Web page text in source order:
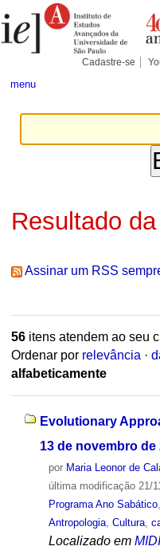
para
conteúdo.
Pessoais
Cadastre-se
menu
Resultado
Assinar um RSS
56itens atendem ao seu
Ordenar por relevância ·
alfabeticamente
Evolutionary
13 de novembro de
por Maria Leonor de
última modificação21/
Programa Ano Sabático,
Antropologia, Cultura,
Localizado em